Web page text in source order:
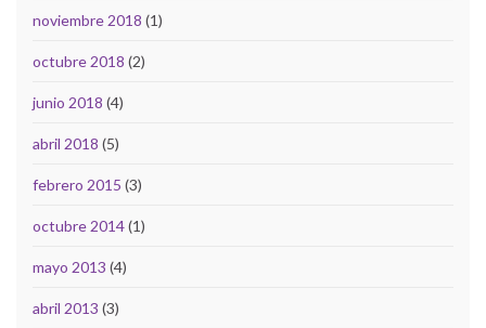
noviembre 2018 (1)
octubre 2018 (2)
junio 2018 (4)
abril 2018 (5)
febrero 2015 (3)
octubre 2014(1)
mayo 2013 (4)
abril 2013 (3)